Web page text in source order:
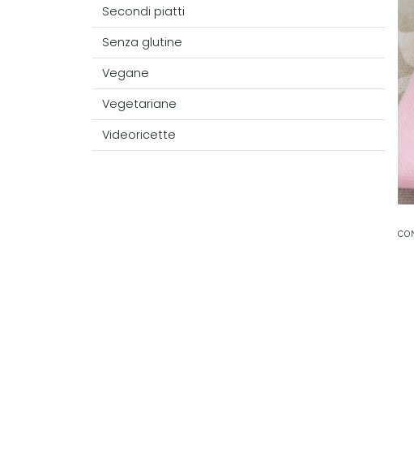
Secondi piatti
Senza glutine
Vegane
Vegetariane
Videoricette